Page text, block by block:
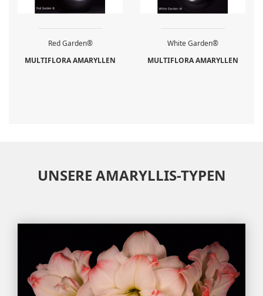
Red Garden®
MULTIFLORA AMARYLLEN
White Garden®
MULTIFLORA AMARYLLEN
UNSERE AMARYLLIS-TYPEN